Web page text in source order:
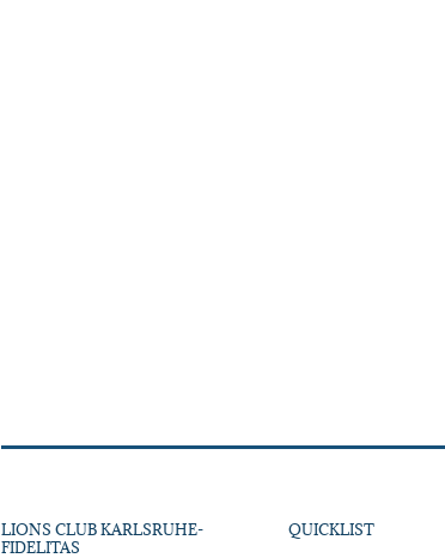
LIONS CLUB KARLSRUHE-
FIDELITAS
QUICKLIST